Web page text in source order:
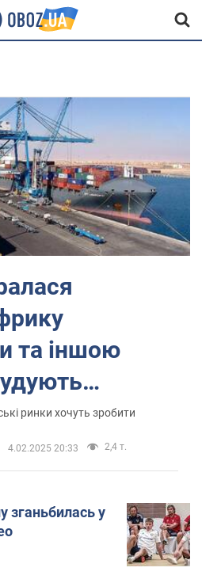
та іншою
хаб
ринки хочуть зробити
4.02.2025 20:33 2,4 т.
зганьбилась у